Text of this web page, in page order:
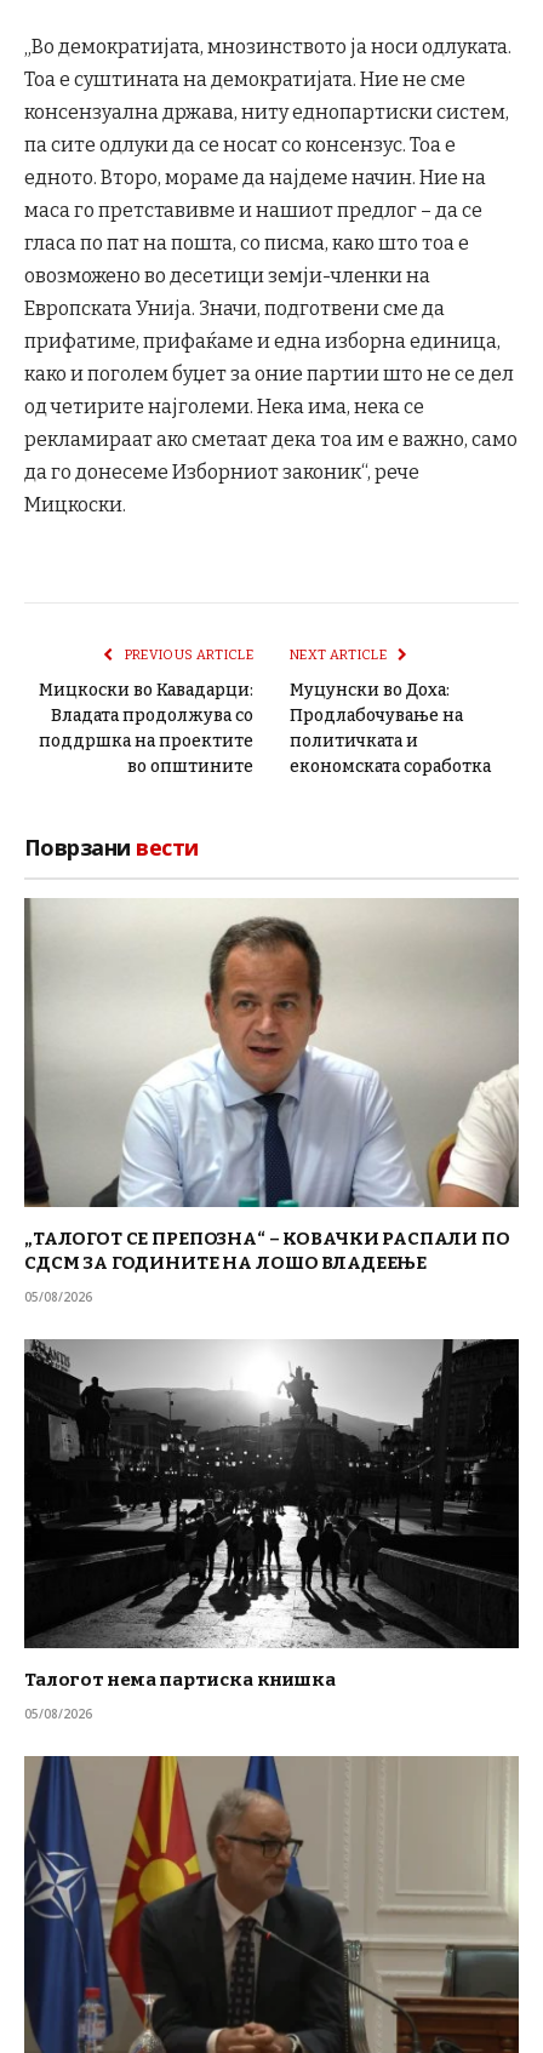
„Во демократијата, мнозинството ја носи одлуката.
Тоа е суштината на демократијата. Ние не сме
консензуална држава, ниту еднопартиски систем,
па сите одлуки да се носат со консензус. Тоа е
едното. Второ, мораме да најдеме начин. Ние на
маса го претставивме и нашиот предлог – да се
гласа по пат на пошта, со писма, како што тоа е
овозможено во десетици земји-членки на
Европската Унија. Значи, подготвени сме да
прифатиме, прифаќаме и една изборна единица,
како и поголем буџет за оние партии што не се дел
од четирите најголеми. Нека има, нека се
рекламираат ако сметаат дека тоа им е важно, само
да го донесеме Изборниот законик“, рече
Мицкоски.
PREVIOUS ARTICLE
Мицкоски во Кавадарци:
Владата продолжува со
поддршка на проектите
во општините
NEXT ARTICLE
Муцунски во Доха:
Продлабочување на
политичката и
економската соработка
Поврзани вести
„ТАЛОГОТ СЕ ПРЕПОЗНА“ – КОВАЧКИ РАСПАЛИ ПО
СДСМ ЗА ГОДИНИТЕ НА ЛОШО ВЛАДЕЕЊЕ
05/08/2026
Талогот нема партиска книшка
05/08/2026